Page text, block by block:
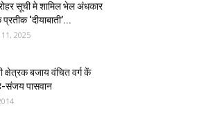
सूची मे शामिल भेल अंधकार
‘दीयाबाती’...
2025
क्षेत्रक बजाय वंचित वर्ग कें
संजय पासवान